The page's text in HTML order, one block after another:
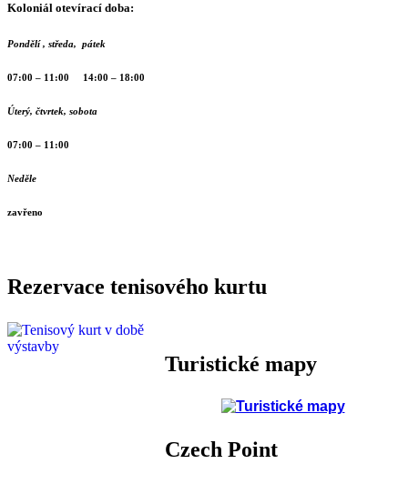
Koloniál otevírací doba:
Pondělí , středa, pátek
07:00 – 11:00 14:00 – 18:00
Úterý, čtvrtek, sobota
07:00 – 11:00
Neděle
zavřeno
Rezervace tenisového kurtu
Turistické mapy
Czech Point